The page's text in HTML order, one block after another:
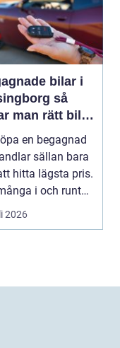
bilar i
så
man rätt bil
pris
en begagnad
sällan bara
hitta lägsta pris.
i och runt
2026